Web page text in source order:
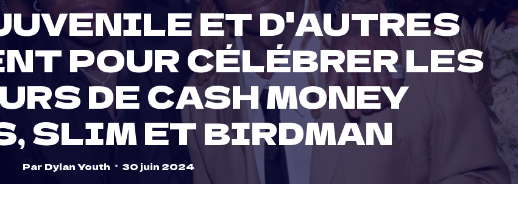
ET D'AUTRES
POUR CÉLÉBRER LES
DE CASH MONEY
SLIM ET BIRDMAN
Par Dylan Youth 30 juin 2024